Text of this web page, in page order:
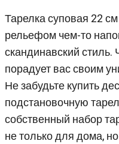
Тарелка суповая 22
рельефом чем-то
скандинавский стиль.
порадует вас своим
Не забудьте купить
подстановочную
собственный набор
не только для дома,